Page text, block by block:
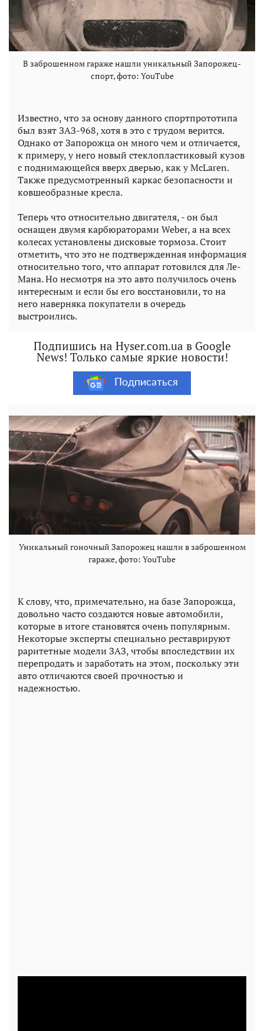
В заброшенном гараже нашли уникальный Запорожец-
спорт, фото: YouTube
Известно, что за основу данного спортпрототипа
был взят ЗАЗ-968, хотя в это с трудом верится.
Однако от Запорожца он много чем и отличается,
к примеру, у него новый стеклопластиковый кузов
с поднимающейся вверх дверью, как у McLaren.
Также предусмотренный каркас безопасности и
ковшеобразные кресла.
Теперь что относительно двигателя, - он был
оснащен двумя карбюраторами Weber, а на всех
колесах установлены дисковые тормоза. Стоит
отметить, что это не подтвержденная информация
относительно того, что аппарат готовился для Ле-
Мана. Но несмотря на это авто получилось очень
интересным и если бы его восстановили, то на
него наверняка покупатели в очередь
выстроились.
Подпишись на Hyser.com.ua в Google
News! Только самые яркие новости!
Подписаться
Уникальный гоночный Запорожец нашли в заброшенном
гараже, фото: YouTube
К слову, что, примечательно, на базе Запорожца,
довольно часто создаются новые автомобили,
которые в итоге становятся очень популярным.
Некоторые эксперты специально реставрируют
раритетные модели ЗАЗ, чтобы впоследствии их
перепродать и заработать на этом, поскольку эти
авто отличаются своей прочностью и
надежностью.